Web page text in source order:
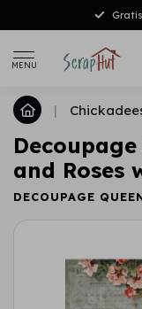
MENU
|
and Roses
DECOUPAGE